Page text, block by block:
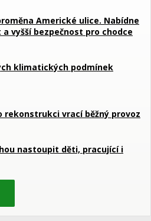
Americké ulice. Nabídne
vyšší bezpečnost pro chodce
klimatických podmínek
rekonstrukci vrací běžný provoz
nastoupit děti, pracující i